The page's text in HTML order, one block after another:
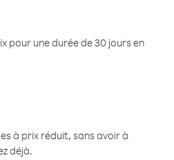
pour une durée de 30 jours en
à prix réduit, sans avoir à
déjà.